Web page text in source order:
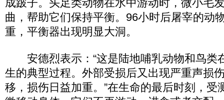
成跛子。头足类动物在水中游动时，微小毛
曲，帮助它们保持平衡。96小时后屠宰的动
重，平衡器出现明显大洞。
安德烈表示：“这是陆地哺乳动物和鸟类
生的典型过程。外部受损后又出现严重声损
移，损伤日益加重。”在生命的最后时刻，受